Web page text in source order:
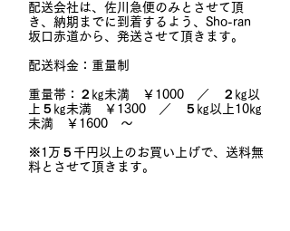
配送会社は、佐川急便のみとさせて頂
き、納期までに到着するよう、Sho-ran
坂口赤道から、発送させて頂きます。
配送料金：重量制
重量帯：２㎏未満 ￥1000 ／ ２㎏以
上５㎏未満 ￥1300 ／ ５㎏以上10㎏
未満 ￥1600 ～
※1万５千円以上のお買い上げで、送料無
料とさせて頂きます。